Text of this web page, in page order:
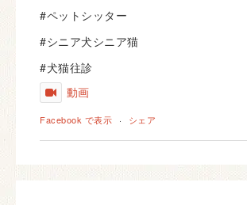
#ペットシッター
#シニア犬シニア猫
#犬猫往診
動画
Facebook で表示 · シェア